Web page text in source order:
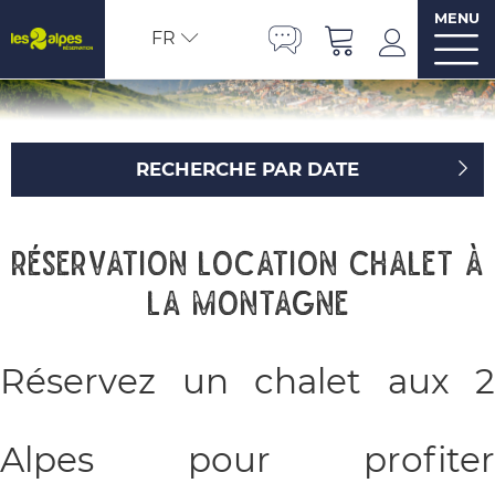
FR
MENU
RECHERCHE PAR DATE
Réservation location chalet à
la montagne
Réservez un chalet aux 2
Alpes pour profiter